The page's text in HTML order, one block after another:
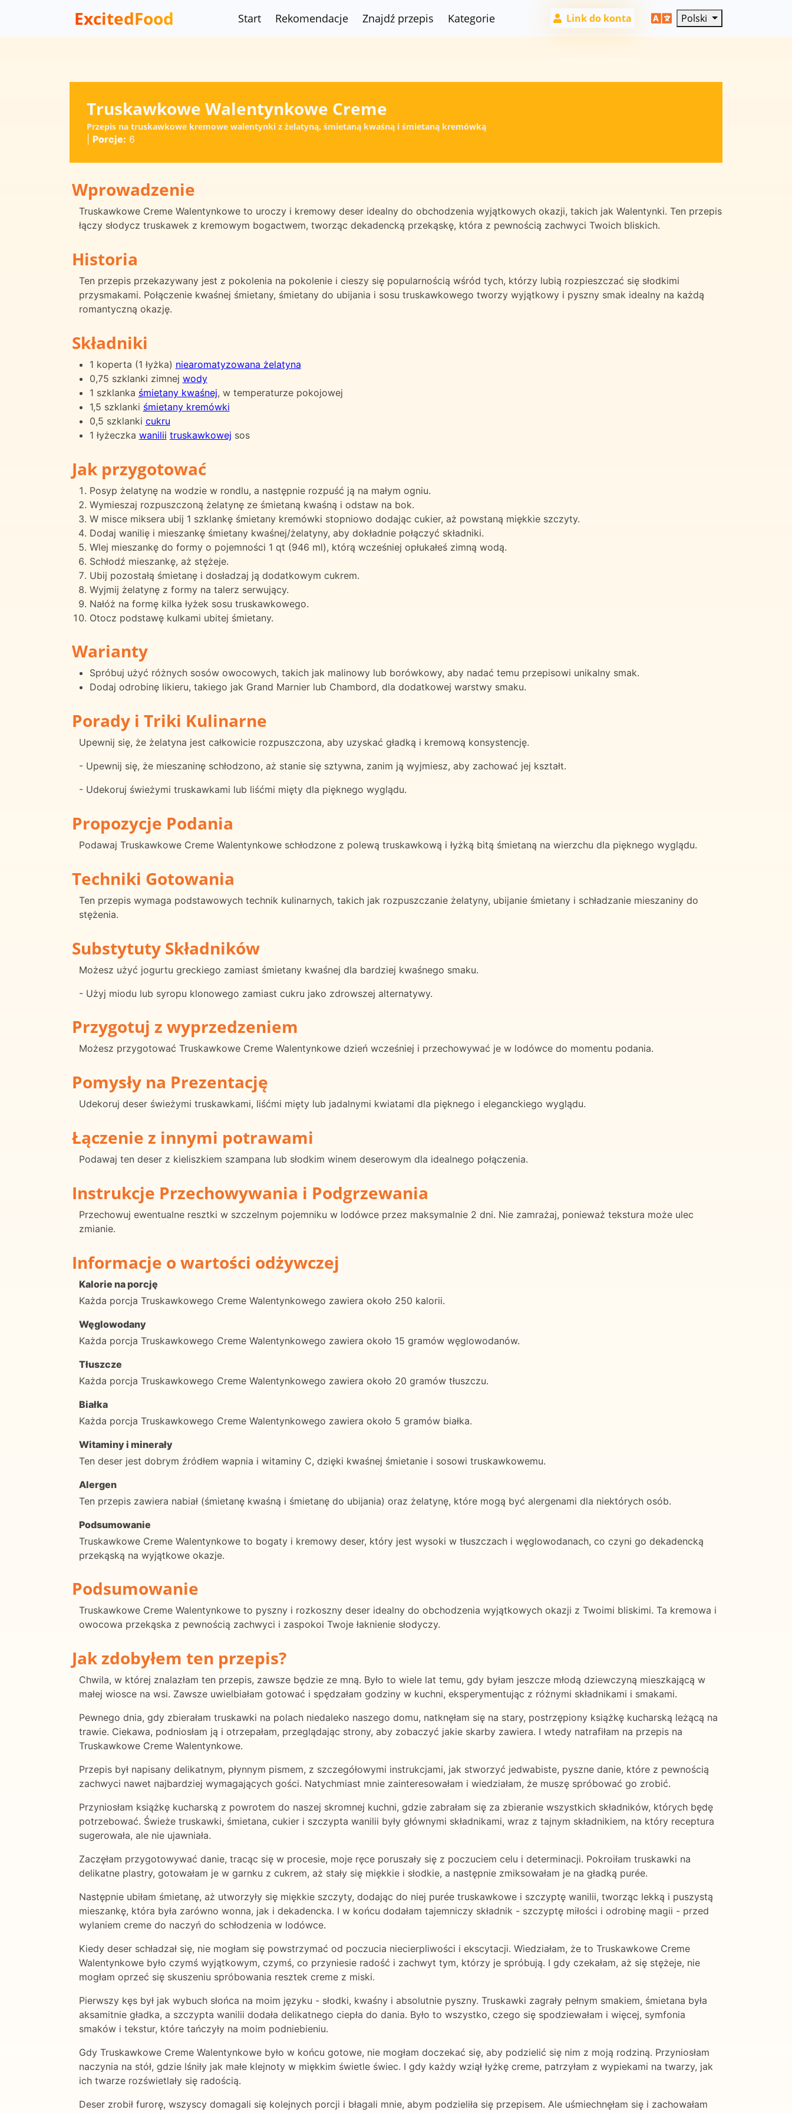
ExcitedFood Start Rekomendacje Znajdź przepis Kategorie Link do konta Polski
Truskawkowe Walentynkowe Creme
Przepis na truskawkowe kremowe walentynki z żelatyną, śmietaną kwaśną i śmietaną kremówką
Porcje: 6
Wprowadzenie
Truskawkowe Creme Walentynkowe to uroczy i kremowy deser idealny do obchodzenia wyjątkowych okazji, takich jak Walentynki. Ten przepis
łączy słodycz truskawek z kremowym bogactwem, tworząc dekadencką przekąskę, która z pewnością zachwyci Twoich bliskich.
Historia
Ten przepis przekazywany jest z pokolenia na pokolenie i cieszy się popularnością wśród tych, którzy lubią rozpieszczać się słodkimi
przysmakami. Połączenie kwaśnej śmietany, śmietany do ubijania i sosu truskawkowego tworzy wyjątkowy i pyszny smak idealny na każdą
romantyczną okazję.
Składniki
1 koperta (1 łyżka) niearomatyzowana żelatyna
0,75 szklanki zimnej wody
1 szklanka śmietany kwaśnej, w temperaturze pokojowej
1,5 szklanki śmietany kremówki
0,5 szklanki cukru
1 łyżeczka wanilii truskawkowej sos
Jak przygotować
Posyp żelatynę na wodzie w rondlu, a następnie rozpuść ją na małym ogniu.
Wymieszaj rozpuszczoną żelatynę ze śmietaną kwaśną i odstaw na bok.
W misce miksera ubij 1 szklankę śmietany kremówki stopniowo dodając cukier, aż powstaną miękkie szczyty.
Dodaj wanilię i mieszankę śmietany kwaśnej/żelatyny, aby dokładnie połączyć składniki.
Wlej mieszankę do formy o pojemności 1 qt (946 ml), którą wcześniej opłukałeś zimną wodą.
Schłodź mieszankę, aż stężeje.
Ubij pozostałą śmietanę i dosładzaj ją dodatkowym cukrem.
Wyjmij żelatynę z formy na talerz serwujący.
Nałóż na formę kilka łyżek sosu truskawkowego.
Otocz podstawę kulkami ubitej śmietany.
Warianty
Spróbuj użyć różnych sosów owocowych, takich jak malinowy lub borówkowy, aby nadać temu przepisowi unikalny smak.
Dodaj odrobinę likieru, takiego jak Grand Marnier lub Chambord, dla dodatkowej warstwy smaku.
Porady i Triki Kulinarne
Upewnij się, że żelatyna jest całkowicie rozpuszczona, aby uzyskać gładką i kremową konsystencję.
- Upewnij się, że mieszaninę schłodzono, aż stanie się sztywna, zanim ją wyjmiesz, aby zachować jej kształt.
- Udekoruj świeżymi truskawkami lub liśćmi mięty dla pięknego wyglądu.
Propozycje Podania
Podawaj Truskawkowe Creme Walentynkowe schłodzone z polewą truskawkową i łyżką bitą śmietaną na wierzchu dla pięknego wyglądu.
Techniki Gotowania
Ten przepis wymaga podstawowych technik kulinarnych, takich jak rozpuszczanie żelatyny, ubijanie śmietany i schładzanie mieszaniny do
stężenia.
Substytuty Składników
Możesz użyć jogurtu greckiego zamiast śmietany kwaśnej dla bardziej kwaśnego smaku.
- Użyj miodu lub syropu klonowego zamiast cukru jako zdrowszej alternatywy.
Przygotuj z wyprzedzeniem
Możesz przygotować Truskawkowe Creme Walentynkowe dzień wcześniej i przechowywać je w lodówce do momentu podania.
Pomysły na Prezentację
Udekoruj deser świeżymi truskawkami, liśćmi mięty lub jadalnymi kwiatami dla pięknego i eleganckiego wyglądu.
Łączenie z innymi potrawami
Podawaj ten deser z kieliszkiem szampana lub słodkim winem deserowym dla idealnego połączenia.
Instrukcje Przechowywania i Podgrzewania
Przechowuj ewentualne resztki w szczelnym pojemniku w lodówce przez maksymalnie 2 dni. Nie zamrażaj, ponieważ tekstura może ulec
zmianie.
Informacje o wartości odżywczej
Kalorie na porcję
Każda porcja Truskawkowego Creme Walentynkowego zawiera około 250 kalorii.
Węglowodany
Każda porcja Truskawkowego Creme Walentynkowego zawiera około 15 gramów węglowodanów.
Tłuszcze
Każda porcja Truskawkowego Creme Walentynkowego zawiera około 20 gramów tłuszczu.
Białka
Każda porcja Truskawkowego Creme Walentynkowego zawiera około 5 gramów białka.
Witaminy i minerały
Ten deser jest dobrym źródłem wapnia i witaminy C, dzięki kwaśnej śmietanie i sosowi truskawkowemu.
Alergen
Ten przepis zawiera nabiał (śmietanę kwaśną i śmietanę do ubijania) oraz żelatynę, które mogą być alergenami dla niektórych osób.
Podsumowanie
Truskawkowe Creme Walentynkowe to bogaty i kremowy deser, który jest wysoki w tłuszczach i węglowodanach, co czyni go dekadencką
przekąską na wyjątkowe okazje.
Podsumowanie
Truskawkowe Creme Walentynkowe to pyszny i rozkoszny deser idealny do obchodzenia wyjątkowych okazji z Twoimi bliskimi. Ta kremowa i
owocowa przekąska z pewnością zachwyci i zaspokoi Twoje łaknienie słodyczy.
Jak zdobyłem ten przepis?
Chwila, w której znalazłam ten przepis, zawsze będzie ze mną. Było to wiele lat temu, gdy byłam jeszcze młodą dziewczyną mieszkającą w
małej wiosce na wsi. Zawsze uwielbiałam gotować i spędzałam godziny w kuchni, eksperymentując z różnymi składnikami i smakami.
Pewnego dnia, gdy zbierałam truskawki na polach niedaleko naszego domu, natknęłam się na stary, postrzępiony książkę kucharską leżącą na
trawie. Ciekawa, podniosłam ją i otrzepałam, przeglądając strony, aby zobaczyć jakie skarby zawiera. I wtedy natrafiłam na przepis na
Truskawkowe Creme Walentynkowe.
Przepis był napisany delikatnym, płynnym pismem, z szczegółowymi instrukcjami, jak stworzyć jedwabiste, pyszne danie, które z pewnością
zachwyci nawet najbardziej wymagających gości. Natychmiast mnie zainteresowałam i wiedziałam, że muszę spróbować go zrobić.
Przyniosłam książkę kucharską z powrotem do naszej skromnej kuchni, gdzie zabrałam się za zbieranie wszystkich składników, których będę
potrzebować. Świeże truskawki, śmietana, cukier i szczypta wanilii były głównymi składnikami, wraz z tajnym składnikiem, na który receptura
sugerowała, ale nie ujawniała.
Zaczęłam przygotowywać danie, tracąc się w procesie, moje ręce poruszały się z poczuciem celu i determinacji. Pokroiłam truskawki na
delikatne plastry, gotowałam je w garnku z cukrem, aż stały się miękkie i słodkie, a następnie zmiksowałam je na gładką purée.
Następnie ubiłam śmietanę, aż utworzyły się miękkie szczyty, dodając do niej purée truskawkowe i szczyptę wanilii, tworząc lekką i puszystą
mieszankę, która była zarówno wonna, jak i dekadencka. I w końcu dodałam tajemniczy składnik - szczyptę miłości i odrobinę magii - przed
wylaniem creme do naczyń do schłodzenia w lodówce.
Kiedy deser schładzał się, nie mogłam się powstrzymać od poczucia niecierpliwości i ekscytacji. Wiedziałam, że to Truskawkowe Creme
Walentynkowe było czymś wyjątkowym, czymś, co przyniesie radość i zachwyt tym, którzy je spróbują. I gdy czekałam, aż się stężeje, nie
mogłam oprzeć się skuszeniu spróbowania resztek creme z miski.
Pierwszy kęs był jak wybuch słońca na moim języku - słodki, kwaśny i absolutnie pyszny. Truskawki zagrały pełnym smakiem, śmietana była
aksamitnie gładka, a szczypta wanilii dodała delikatnego ciepła do dania. Było to wszystko, czego się spodziewałam i więcej, symfonia
smaków i tekstur, które tańczyły na moim podniebieniu.
Gdy Truskawkowe Creme Walentynkowe było w końcu gotowe, nie mogłam doczekać się, aby podzielić się nim z moją rodziną. Przyniosłam
naczynia na stół, gdzie lśniły jak małe klejnoty w miękkim świetle świec. I gdy każdy wziął łyżkę creme, patrzyłam z wypiekami na twarzy, jak
ich twarze rozświetlały się radością.
Deser zrobił furorę, wszyscy domagali się kolejnych porcji i błagali mnie, abym podzieliła się przepisem. Ale uśmiechnęłam się i zachowałam